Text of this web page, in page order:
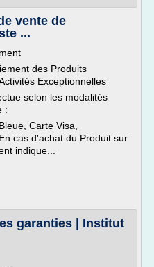
vente de
...
des Produits
Exceptionnelles
selon les modalités
:
Carte Visa,
cas d'achat du Produit sur
indique...
garanties | Institut